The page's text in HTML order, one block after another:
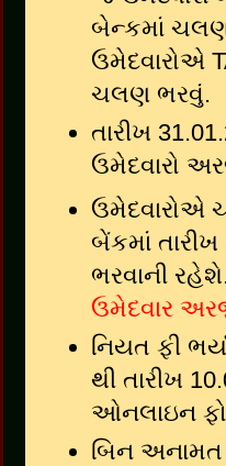
બેન્કમાં ચલણ
ઉમેદવારોએ
ચલણ ભરવું.
તારીખ
ઉમેદવારો
ઉમેદવારોએ
બેંકમાં તારીખ
ભરવાની
ઉમેદવાર
નિયત ફી
થી તારીખ
ઓનલાઇન
બિન અનામત